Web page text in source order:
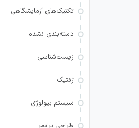
تکنیک‌های آزمایشگاهی
دسته‌بندی نشده
زیست‌شناسی
ژنتیک
سیستم بیولوژی